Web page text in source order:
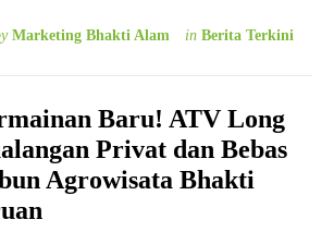
Marketing Bhakti Alam in Berita Terkini
Baru! ATV Long
Privat dan Bebas
Agrowisata Bhakti